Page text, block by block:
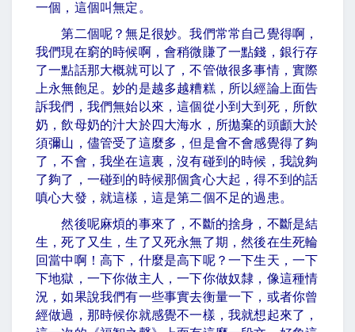
一個，這個叫無定。
第二個呢？無足很妙。我們常常自己覺得啊，
我們現在窮的時候啊，會稍微賺了一點錢，銀行存
了一點話那大概就可以了，不管做很多事情，實際
上永無飽足。妙的是越多越糟糕，所以經論上面告
訴我們，我們無始以來，這個從小到大到死，所飲
奶，飲母奶的汁大於四大海水，所拋棄的頭顱大於
須彌山，儘管受了這麼多，但是會不會感覺得了夠
了，不會，我坐在這裏，沒有碰到的時候，我說夠
了夠了，一碰到的時候那個貪心大起，得不到的話
嗔心大發，就這樣，這是第二個不足的過患。
然後呢麻煩的事來了，不斷的捨身，不斷是結
生，死了又生，生了又死永無了期，然後在生死輪
回當中啊！高下，什麼是高下呢？一下生天，一下
下地獄，一下你做主人，一下你做奴隸，像這種情
況，如果說我們有一些事實去衡量一下，或者你曾
經做過，那時候你就感覺不一樣，我就想起來了，